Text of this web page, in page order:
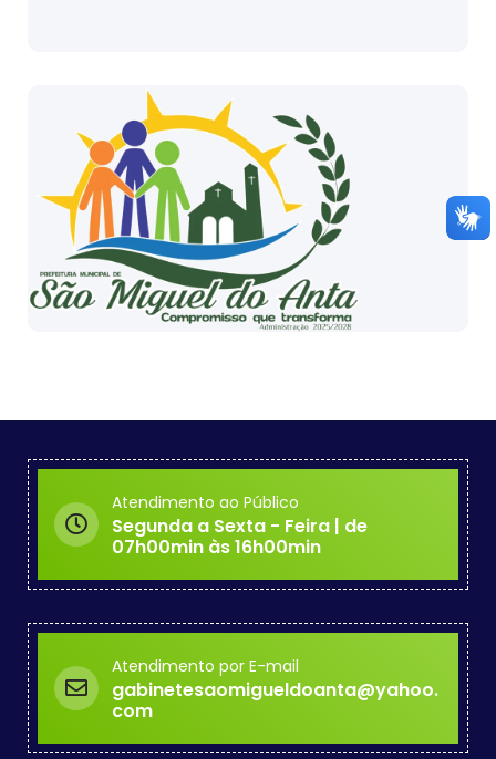
Atendimento ao Público
Segunda a Sexta - Feira | de
07h00min às 16h00min
Atendimento por E-mail
gabinetesaomigueldoanta@yahoo.
com